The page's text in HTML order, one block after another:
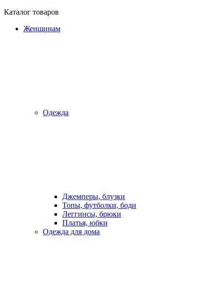
Каталог товаров
Женщинам
Одежда
Джемперы, блузки
Топы, футболки, боди
Леггинсы, брюки
Платья, юбки
Одежда для дома